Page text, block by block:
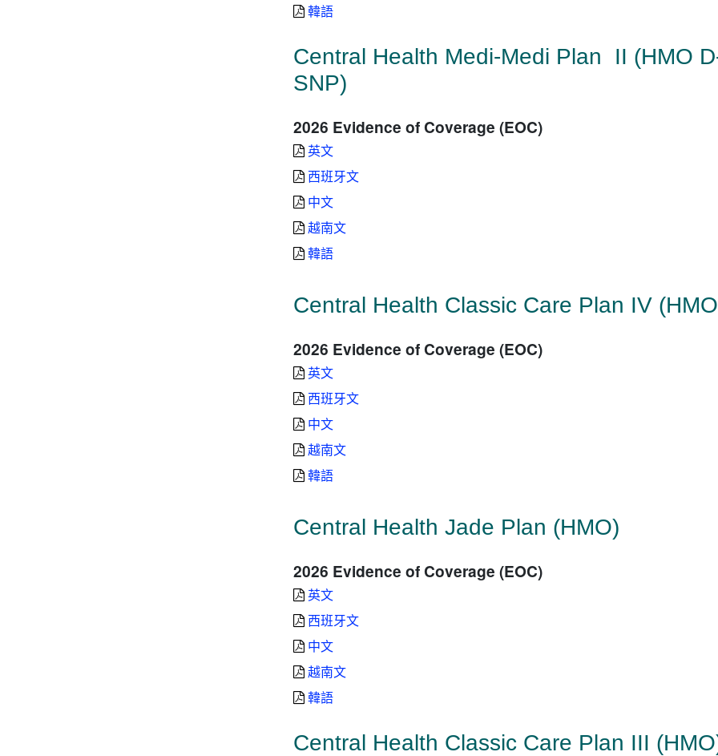
韓語
Central Health Medi-Medi Plan II (HMO
SNP)
2026 Evidence of Coverage (EOC)
英文
西班牙文
中文
越南文
韓語
Central Health Classic Care Plan IV
2026 Evidence of Coverage (EOC)
英文
西班牙文
中文
越南文
韓語
Central Health Jade Plan (HMO)
2026 Evidence of Coverage (EOC)
英文
西班牙文
中文
越南文
韓語
Central Health Classic Care Plan III